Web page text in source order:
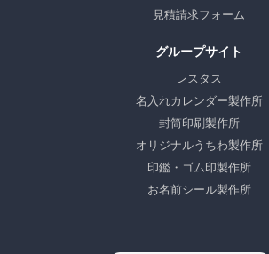
見積請求フォーム
グループサイト
レスタス
名入れカレンダー製作所
封筒印刷製作所
オリジナルうちわ製作所
印鑑・ゴム印製作所
お名前シール製作所